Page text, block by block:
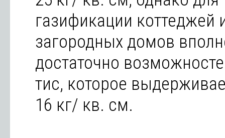
газификации коттеджей
загородных домов
достаточно
тис, которое
16 кг/ кв. см.